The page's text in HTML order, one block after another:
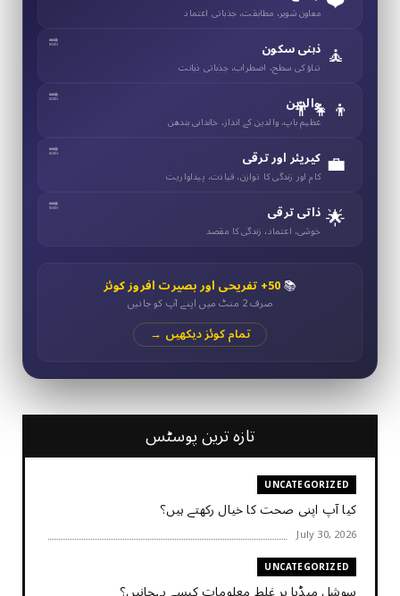
معاون شوہر، مطابقت، جذباتی اعتماد
🧘 ذہنی سکون
تناؤ کی سطح، اضطراب، جذباتی ذہانت
👨‍👧‍👦
والدین
عظیم باپ، والدین کے انداز، خاندانی بندھن
💼 کیریئر اور ترقی
کام اور زندگی کا توازن، قیادت، پیداواریت
🌟 ذاتی ترقی
خوشی، اعتماد، زندگی کا مقصد
📚50+ تفریحی اور بصیرت افروز کوئز
صرف 2 منٹ میں اپنے آپ کو جانیں
تمام کوئز دیکھیں →
تازہ ترین پوسٹس
UNCATEGORIZED
کیا آپ اپنی صحت کا خیال رکھتے ہیں؟
July 30, 2026
UNCATEGORIZED